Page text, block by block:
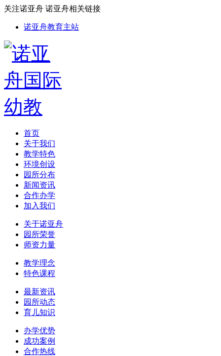
关注诺亚舟 诺亚舟相关链接
诺亚舟教育主站
首页
关于我们
教学特色
环境创设
园所分布
新闻资讯
合作办学
加入我们
关于诺亚舟
园所荣誉
师资力量
教学理念
特色课程
最新资讯
园所动态
育儿知识
办学优势
成功案例
合作热线